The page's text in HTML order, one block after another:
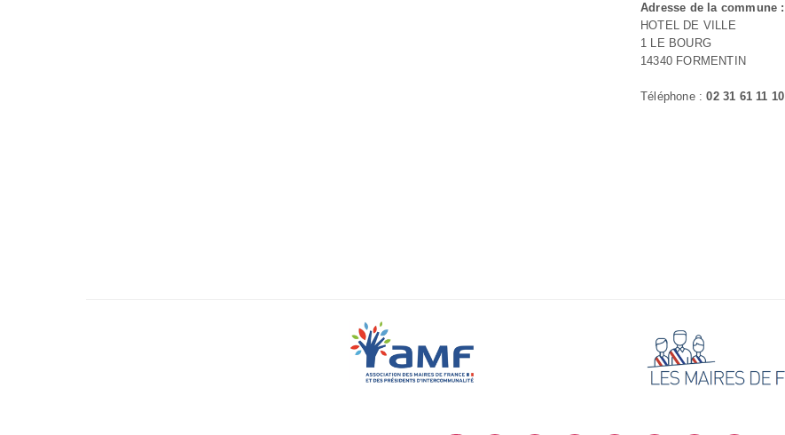
Adresse de la commune :
HOTEL DE VILLE
1 LE BOURG
14340 FORMENTIN
Téléphone :02 31 61 11 10